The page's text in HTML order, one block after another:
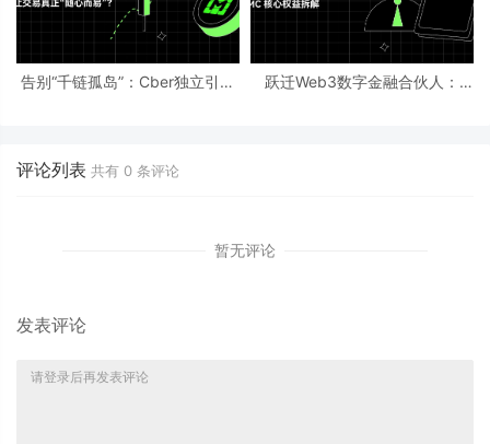
告别“千链孤岛”：Cber独立引擎
跃迁Web3数字金融合伙人：
评论列表 共有 0 条评论
暂无评论
发表评论